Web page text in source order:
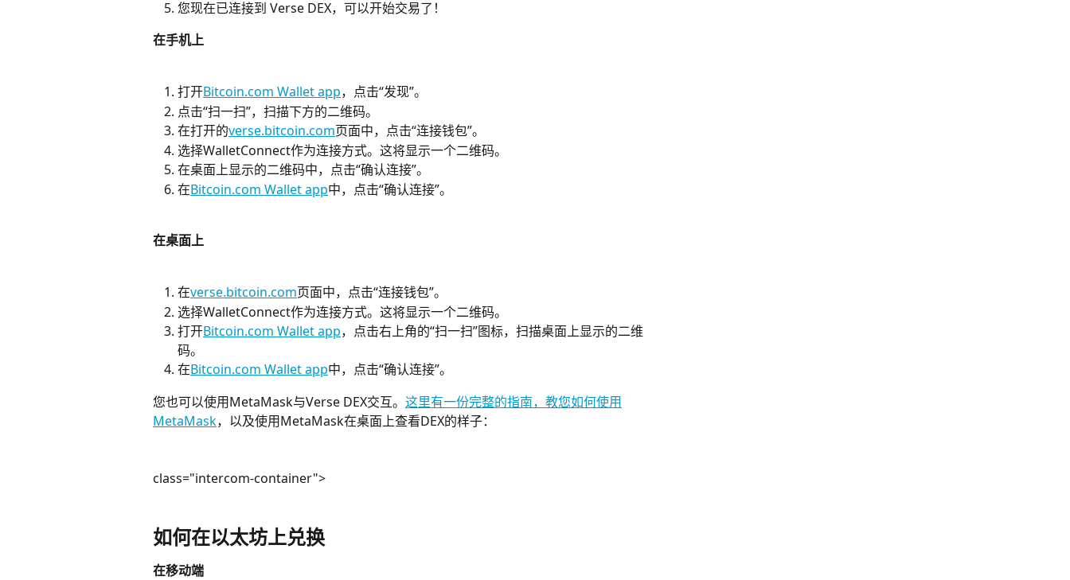
您现在已连接到 Verse DEX，可以开始交易了！
在手机上
打开Bitcoin.com Wallet app，点击“发现”。
点击“扫一扫”，扫描下方的二维码。
在打开的verse.bitcoin.com页面中，点击“连接钱包”。
选择WalletConnect作为连接方式。这将显示一个二维码。
在桌面上显示的二维码中，点击“确认连接”。
在Bitcoin.com Wallet app中，点击“确认连接”。
在桌面上
在verse.bitcoin.com页面中，点击“连接钱包”。
选择WalletConnect作为连接方式。这将显示一个二维码。
打开Bitcoin.com Wallet app，点击右上角的“扫一扫”图标，扫描桌面上显示的二维
码。
在Bitcoin.com Wallet app中，点击“确认连接”。
您也可以使用MetaMask与Verse DEX交互。 这里有一份完整的指南，教您如何使用
MetaMask，以及使用MetaMask在桌面上查看DEX的样子：
class="intercom-container">
如何在以太坊上兑换
在移动端